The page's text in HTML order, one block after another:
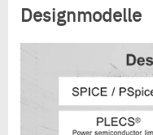
Designmodelle